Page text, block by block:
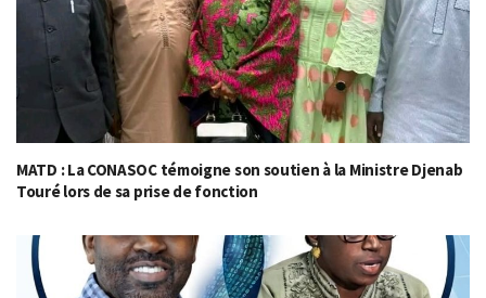
MATD : La CONASOC témoigne son soutien à la Ministre Djenab
Touré lors de sa prise de fonction